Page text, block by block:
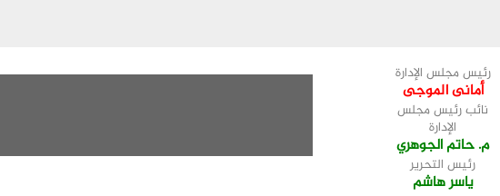
رئيس مجلس الإدارة
أمانى الموجى
نائب رئيس مجلس
الإدارة
م. حاتم الجوهري
رئيس التحرير
ياسر هاشم